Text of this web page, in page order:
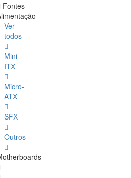
Fontes
Ver
todos
Mini-
ITX
Micro-
ATX
SFX
Outros